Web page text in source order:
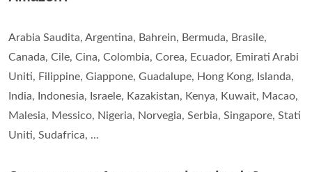
Arabia Saudita, Argentina, Bahrein, Bermuda, Brasile,
Canada, Cile, Cina, Colombia, Corea, Ecuador, Emirati Arabi
Uniti, Filippine, Giappone, Guadalupe, Hong Kong, Islanda,
India, Indonesia, Israele, Kazakistan, Kenya, Kuwait, Macao,
Malesia, Messico, Nigeria, Norvegia, Serbia, Singapore, Stati
Uniti, Sudafrica, ...